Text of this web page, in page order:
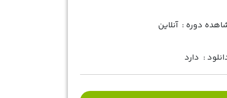
دوره : آنلاین
: دارد